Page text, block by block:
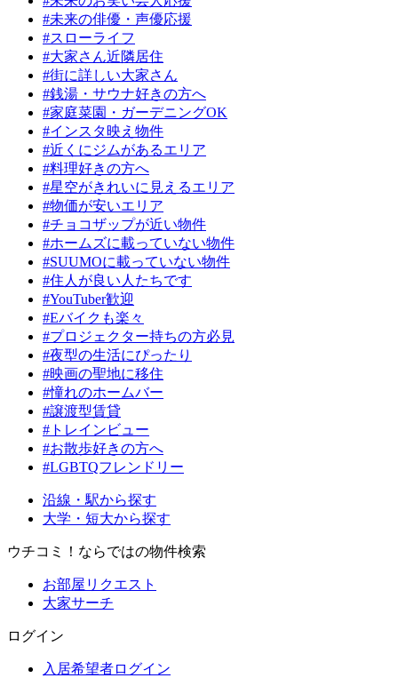
#未来の俳優・声優応援
#スローライフ
#大家さん近隣居住
#街に詳しい大家さん
#銭湯・サウナ好きの方へ
#家庭菜園・ガーデニングOK
#インスタ映え物件
#近くにジムがあるエリア
#料理好きの方へ
#星空がきれいに見えるエリア
#物価が安いエリア
#チョコザップが近い物件
#ホームズに載っていない物件
#SUUMOに載っていない物件
#住人が良い人たちです
#YouTuber歓迎
#Eバイクも楽々
#プロジェクター持ちの方必見
#夜型の生活にぴったり
#映画の聖地に移住
#憧れのホームバー
#譲渡型賃貸
#トレインビュー
#お散歩好きの方へ
#LGBTQフレンドリー
沿線・駅から探す
大学・短大から探す
ウチコミ！ならではの物件検索
お部屋リクエスト
大家サーチ
ログイン
入居希望者ログイン